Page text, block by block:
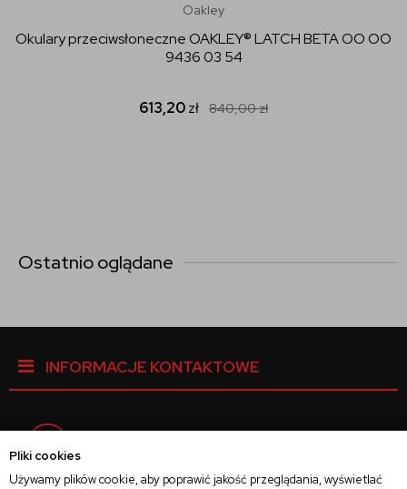
Pliki cookies
Używamy plików cookie, aby poprawić jakość przeglądania, wyświetlać
Oakley
Okulary przeciwsłoneczne OAKLEY® LATCH BETA OO OO
9436 03 54
613,20zł 840,00zł
Ostatnio oglądane
INFORMACJE KONTAKTOWE